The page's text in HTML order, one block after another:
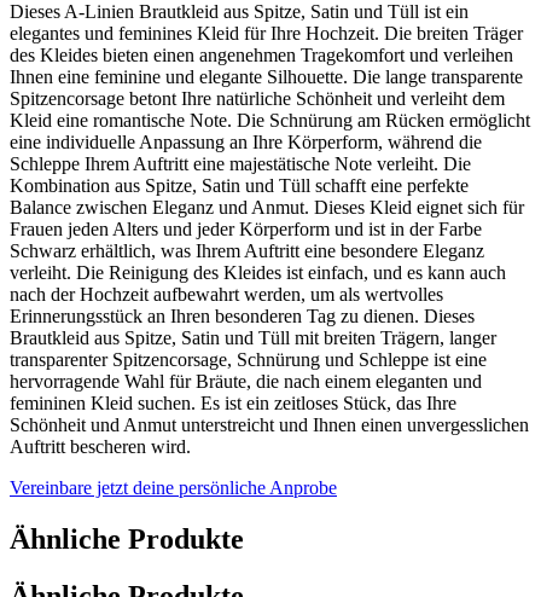
Dieses A-Linien Brautkleid aus Spitze, Satin und Tüll ist ein
elegantes und feminines Kleid für Ihre Hochzeit. Die breiten Träger
des Kleides bieten einen angenehmen Tragekomfort und verleihen
Ihnen eine feminine und elegante Silhouette. Die lange transparente
Spitzencorsage betont Ihre natürliche Schönheit und verleiht dem
Kleid eine romantische Note. Die Schnürung am Rücken ermöglicht
eine individuelle Anpassung an Ihre Körperform, während die
Schleppe Ihrem Auftritt eine majestätische Note verleiht. Die
Kombination aus Spitze, Satin und Tüll schafft eine perfekte
Balance zwischen Eleganz und Anmut. Dieses Kleid eignet sich für
Frauen jeden Alters und jeder Körperform und ist in der Farbe
Schwarz erhältlich, was Ihrem Auftritt eine besondere Eleganz
verleiht. Die Reinigung des Kleides ist einfach, und es kann auch
nach der Hochzeit aufbewahrt werden, um als wertvolles
Erinnerungsstück an Ihren besonderen Tag zu dienen. Dieses
Brautkleid aus Spitze, Satin und Tüll mit breiten Trägern, langer
transparenter Spitzencorsage, Schnürung und Schleppe ist eine
hervorragende Wahl für Bräute, die nach einem eleganten und
femininen Kleid suchen. Es ist ein zeitloses Stück, das Ihre
Schönheit und Anmut unterstreicht und Ihnen einen unvergesslichen
Auftritt bescheren wird.
Vereinbare jetzt deine persönliche Anprobe
Ähnliche Produkte